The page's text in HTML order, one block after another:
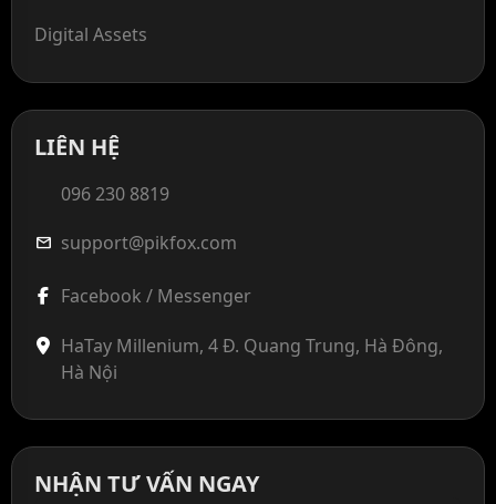
Digital Assets
LIÊN HỆ
096 230 8819
mail support@pikfox.com
Facebook / Messenger
HaTay Millenium, 4 Đ. Quang Trung, Hà Đông,
Hà Nội
NHẬN TƯ VẤN NGAY